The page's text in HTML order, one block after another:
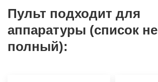
Пульт подходит для
аппаратуры (список не
полный):